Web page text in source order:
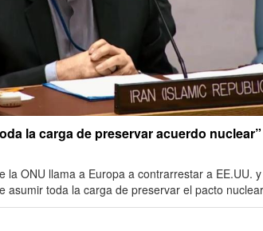
la carga de preservar acuerdo nuclear”
la ONU llama a Europa a contrarrestar a EE.UU.
asumir toda la carga de preservar el pacto